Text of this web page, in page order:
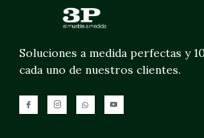
Soluciones a medida perfectas y
cada uno de nuestros clientes.